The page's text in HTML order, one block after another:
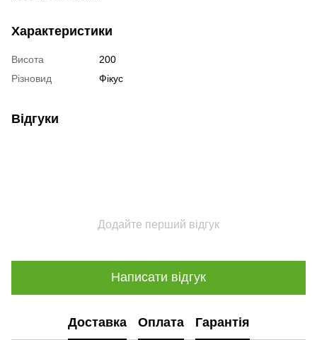
Характеристики
Висота
200
Різновид
Фікус
Відгуки
Додайте перший відгук
Написати відгук
Доставка Оплата Гарантія